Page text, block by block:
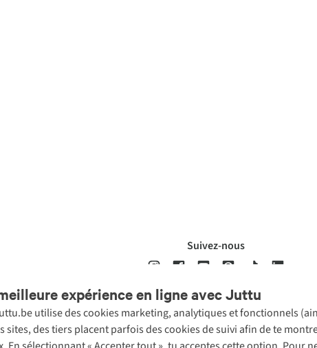
expérience en ligne avec Juttu
utilise des cookies marketing, analytiques et fonctionnels
des tiers placent parfois des cookies de suivi afin de te
Suivez-nous
Mentions légales Politique de confidentialté Conditions